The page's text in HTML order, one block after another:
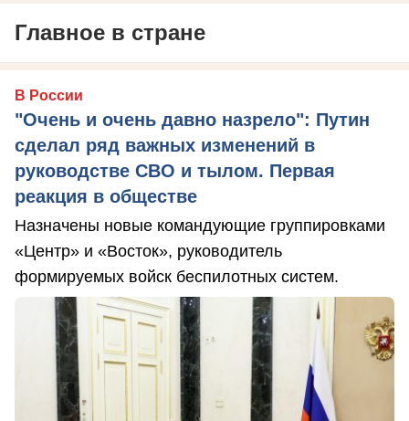
Главное в стране
В России
"Очень и очень давно назрело": Путин
сделал ряд важных изменений в
руководстве СВО и тылом. Первая
реакция в обществе
Назначены новые командующие группировками
«Центр» и «Восток», руководитель
формируемых войск беспилотных систем.